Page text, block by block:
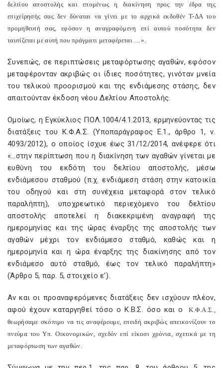
δελτίου αποστολής και επομένως η διακίνηση προς την έδρα της
επιχείρησής σας δεν δύναται να γίνει με το αρχικά εκδοθέν Τ-ΔΑ του
προμηθευτή σας, εφόσον η αναγραφόμενη επί αυτού ποσότητα δεν
ταυτίζεται με αυτή που πράγματι μεταφέρεται …».
Συνεπώς, σε περιπτώσεις μεταφόρτωσης αγαθών, εφόσον
μεταφέρονταν ακριβώς οι ίδιες ποσότητες, γινόταν μνεία
του τελικού προορισμού και της ενδιάμεσης στάσης, δεν
απαιτούνταν έκδοση νέου Δελτίου Αποστολής.
Ομοίως, η Εγκύκλιος ΠΟΛ.1004/4.1.2013, ερμηνεύοντας τις
διατάξεις του Κ.Φ.Α.Σ. (Υποπαράγραφος Ε.1., άρθρο 1, ν.
4093/2012), ο οποίος ίσχυε έως 31/12/2014, ανέφερε ότι
«…στην περίπτωση που η διακίνηση των αγαθών γίνεται με
ευθύνη του εκδότη του δελτίου αποστολής, μέσω
ενδιάμεσου σταθμού (π.χ. ενδιάμεση στάση στην κατοικία
του οδηγού και στη συνέχεια μεταφορά στον τελικό
παραλήπτη), υποχρεωτικό περιεχόμενο του δελτίου
αποστολής αποτελεί η διακεκριμένη αναγραφή της
ημερομηνίας και της ώρας έναρξης της αποστολής των
αγαθών μέχρι τον ενδιάμεσο σταθμό, καθώς και η
ημερομηνία και η ώρα έναρξης της διακίνησης από τον
ενδιάμεσο αυτό σταθμό, έως τον τελικό παραλήπτη»
(Άρθρο 5, παρ. 5, στοιχείο ε’).
Αν και οι προαναφερόμενες διατάξεις δεν ισχύουν πλέον,
αφού έχουν καταργηθεί τόσο ο Κ.Β.Σ. όσο και ο
Κ.Φ.Α.Σ.,
θεωρήσαμε σκόπιμο να τις αναφέρουμε, επειδή ακριβώς απεικονίζουν το
πνεύμα του Υπ. Οικονομικών, σχεδόν επί είκοσι χρόνια, σχετικά με τη
μεταφόρτωση των αγαθών.